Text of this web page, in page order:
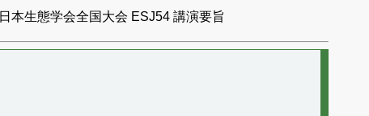
日本生態学会全国大会 ESJ54 講演要旨